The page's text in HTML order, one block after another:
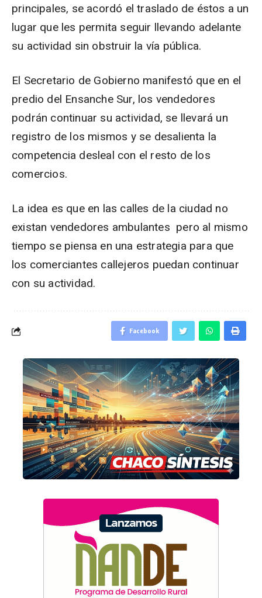
principales, se acordó el traslado de éstos a un
lugar que les permita seguir llevando adelante
su actividad sin obstruir la vía pública.
El Secretario de Gobierno manifestó que en el
predio del Ensanche Sur, los vendedores
podrán continuar su actividad, se llevará un
registro de los mismos y se desalienta la
competencia desleal con el resto de los
comercios.
La idea es que en las calles de la ciudad no
existan vendedores ambulantes pero al mismo
tiempo se piensa en una estrategia para que
los comerciantes callejeros puedan continuar
con su actividad.
Facebook